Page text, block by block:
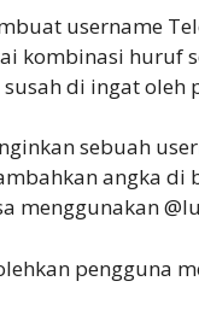
username
kombinasi huruf
di ingat oleh
sebuah
angka di
menggunakan
pengguna